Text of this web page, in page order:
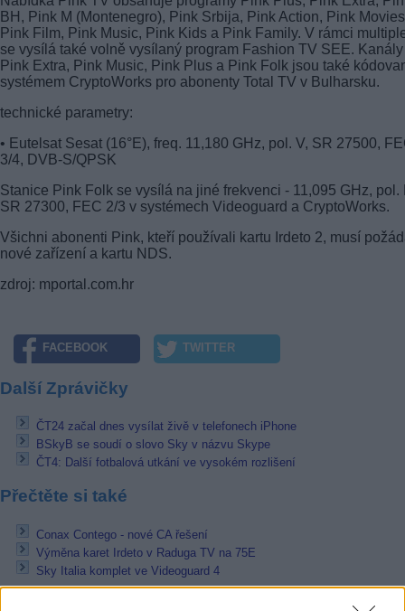
BH, Pink M (Montenegro), Pink Srbija, Pink Action, Pink
Pink Film, Pink Music, Pink Kids a Pink Family. V rámci
se vysílá také volně vysílaný program Fashion TV SEE. Kanály
Pink Extra, Pink Music, Pink Plus a Pink Folk jsou také
systémem CryptoWorks pro abonenty Total TV v Bulharsku.
technické parametry:
• Eutelsat Sesat (16°E), freq. 11,180 GHz, pol. V, SR 27500,
3/4, DVB-S/QPSK
Stanice Pink Folk se vysílá na jiné frekvenci - 11,095 GHz, pol.
SR 27300, FEC 2/3 v systémech Videoguard a CryptoWorks.
Všichni abonenti Pink, kteří používali kartu Irdeto 2, musí
nové zařízení a kartu NDS.
zdroj: mportal.com.hr
FACEBOOK TWITTER
Další Zprávičky
ČT24 začal dnes vysílat živě v telefonech iPhone
BSkyB se soudí o slovo Sky v názvu Skype
ČT4: Další fotbalová utkání ve vysokém rozlišení
Přečtěte si také
Conax Contego - nové CA řešení
Výměna karet Irdeto v Raduga TV na 75E
Sky Italia komplet ve Videoguard 4